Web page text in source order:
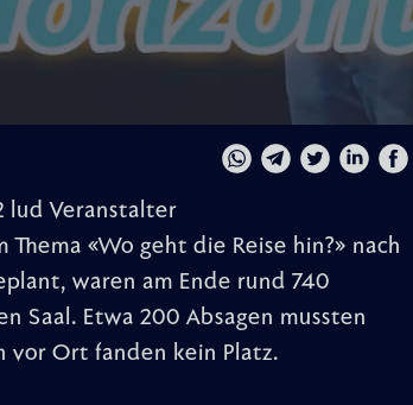
lud Veranstalter
«Wo geht die Reise hin?» nach
waren am Ende rund 740
Saal. Etwa 200 Absagen mussten
vor Ort fanden kein Platz.